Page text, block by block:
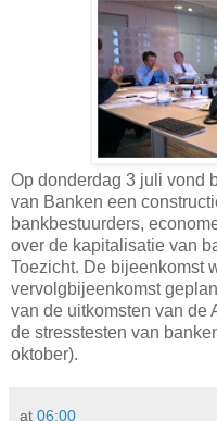
Op donderdag 3 juli vond
van Banken een
bankbestuurders,
over de kapitalisatie van
Toezicht. De bijeenkomst
vervolgbijeenkomst
van de uitkomsten van de
de stresstesten van
oktober).
at 06:00